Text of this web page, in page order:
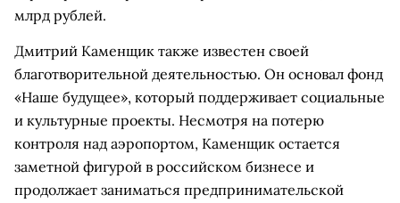
млрд рублей.
Дмитрий Каменщик также известен своей
благотворительной деятельностью. Он основал фонд
«Наше будущее», который поддерживает социальные
и культурные проекты. Несмотря на потерю
контроля над аэропортом, Каменщик остается
заметной фигурой в российском бизнесе и
продолжает заниматься предпринимательской